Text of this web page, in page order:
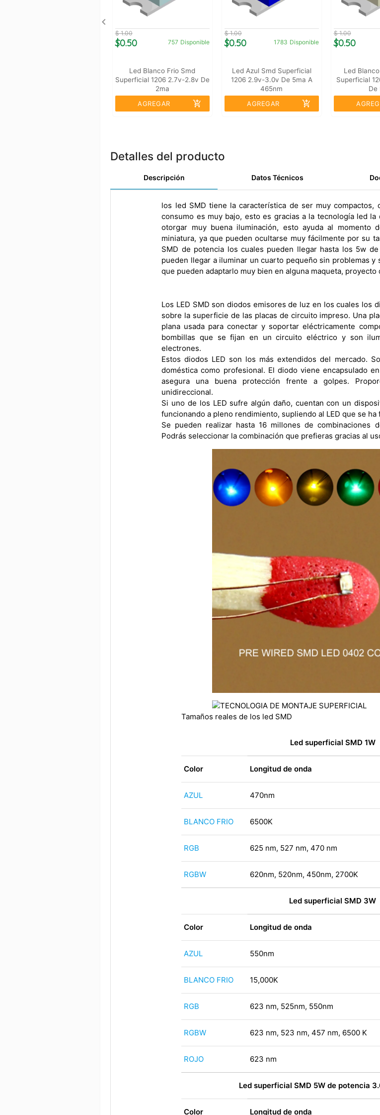
$ 1.00
$0.50 757 Disponible
Led Blanco Frio Smd
Superficial 1206 2.7v-2.8v De
2ma
AGREGAR
add_shopping_cart
$ 1.00
$0.50 1783 Disponible
Led Azul Smd Superficial
1206 2.9v-3.0v De 5ma A
465nm
AGREGAR
add_shopping_cart
$ 1.00
$0.50
Led
Superficial
De
Detalles del producto
Descripción Datos Técnicos
los led SMD tiene la característica de ser muy compactos,
consumo es muy bajo, esto es gracias a la tecnología led
otorgar muy buena iluminación, esto ayuda al momento
miniatura, ya que pueden ocultarse muy fácilmente por su
SMD de potencia los cuales pueden llegar hasta los 5w
pueden llegar a iluminar un cuarto pequeño sin problemas y
que pueden adaptarlo muy bien en alguna maqueta, proyecto
Los LED SMD son diodos emisores de luz en los cuales los
sobre la superficie de las placas de circuito impreso. Una
plana usada para conectar y soportar eléctricamente
bombillas que se fijan en un circuito eléctrico y son
electrones.
Estos diodos LED son los más extendidos del mercado.
doméstica como profesional. El diodo viene encapsulado
asegura una buena protección frente a golpes.
unidireccional.
Si uno de los LED sufre algún daño, cuentan con un
funcionando a pleno rendimiento, supliendo al LED que se ha
Se pueden realizar hasta 16 millones de combinaciones
Podrás seleccionar la combinación que prefieras gracias al
Tamaños reales de los led SMD
Led superficial SMD 1W
Color Longitud de onda
AZUL 470nm
BLANCO FRIO 6500K
RGB 625 nm, 527 nm, 470 nm
RGBW 620nm, 520nm, 450nm, 2700K
Led superficial SMD 3W
Color Longitud de onda
AZUL 550nm
BLANCO FRIO 15,000K
RGB 623 nm, 525nm, 550nm
RGBW 623 nm, 523 nm, 457 nm, 6500 K
ROJO 623 nm
Led superficial SMD 5W de potencia
Color Longitud de onda